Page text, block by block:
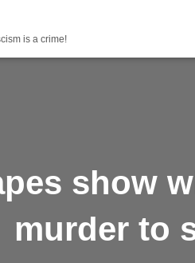
is a crime!
show
murder to